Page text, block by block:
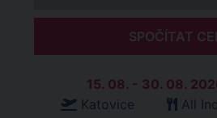
SPOČÍTAT
15. 08. - 30. 08.
Katovice
All